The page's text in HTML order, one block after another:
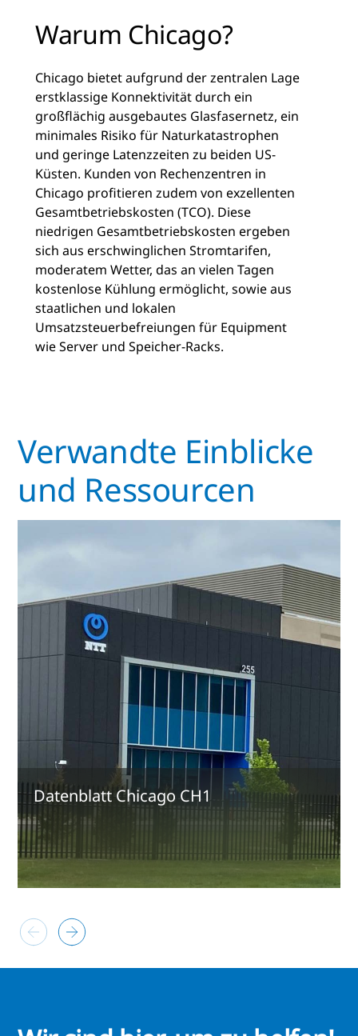
Warum Chicago?
Chicago bietet aufgrund der zentralen Lage
erstklassige Konnektivität durch ein
großflächig ausgebautes Glasfasernetz, ein
minimales Risiko für Naturkatastrophen
und geringe Latenzzeiten zu beiden US-
Küsten. Kunden von Rechenzentren in
Chicago profitieren zudem von exzellenten
Gesamtbetriebskosten (TCO). Diese
niedrigen Gesamtbetriebskosten ergeben
sich aus erschwinglichen Stromtarifen,
moderatem Wetter, das an vielen Tagen
kostenlose Kühlung ermöglicht, sowie aus
staatlichen und lokalen
Umsatzsteuerbefreiungen für Equipment
wie Server und Speicher-Racks.
Verwandte Einblicke
und Ressourcen
Datenblatt Chicago CH1